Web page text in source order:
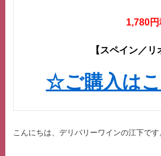
1,780
【スペイン／
☆ご購入は
こんにちは、デリバリーワインの江下です